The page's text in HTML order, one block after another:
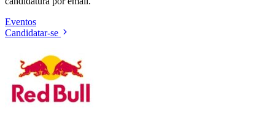
Eventos
Candidatar-se